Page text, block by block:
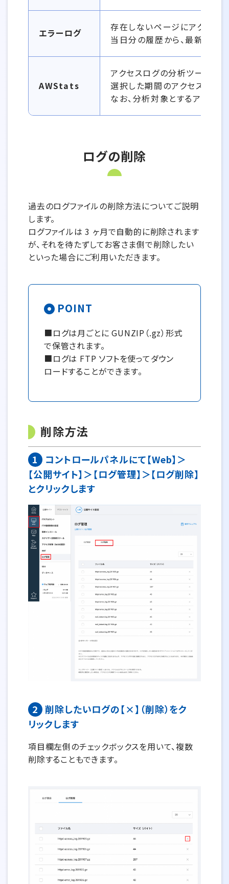
エラーログ
存在しないページにアクセス
当日分の履歴から、最新ログ
AWStats
アクセスログの分析ツールで
選択した期間のアクセスログ
なお、分析対象とするアクセ
ログの削除
過去のログファイルの削除方法についてご説明
します。
ログファイルは 3 ヶ月で自動的に削除されます
が、それを待たずしてお客さま側で削除したい
といった場合にご利用いただきます。
POINT
■ログは月ごとに GUNZIP（.gz）形式
で保管されます。
■ログは FTP ソフトを使ってダウン
ロードすることができます。
削除方法
1
コントロールパネルにて【Web】＞
【公開サイト】＞【ログ管理】＞【ログ削除】
とクリックします
2 削除したいログの【×】（削除）をク
リックします
項目欄左側のチェックボックスを用いて、複数
削除することもできます。